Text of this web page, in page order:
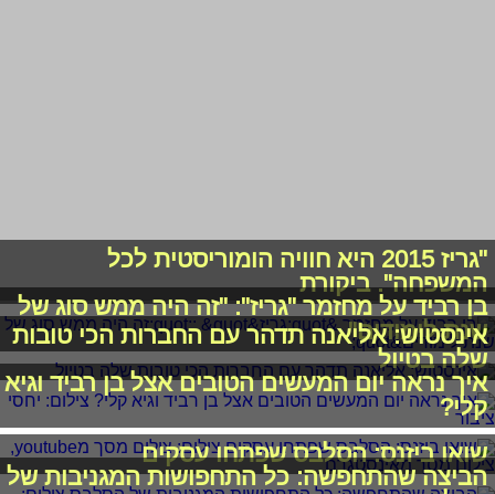
"גריז 2015 היא חוויה הומוריסטית לכל
המשפחה". ביקורת
בן רביד על מחזמר "גריז": "זה היה ממש סוג של
שנת לימודים"
אינסטוש: אליאנה תדהר עם החברות הכי טובות
שלה בטיול
איך נראה יום המעשים הטובים אצל בן רביד וגיא
קלי?
שואו ביזנס: הסלבס שפתחו עסקים
הביצה שהתחפשה: כל התחפושות המגניבות של